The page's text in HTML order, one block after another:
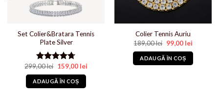
Set Colier&Bratara Tennis
Plate Silver
Evaluat la
4.71din 5
299,00lei Prețul
inițial
a
fost:
299,00 lei.
159,00 leiPrețul
ADAUGĂ ÎN COȘ
Colier Tennis Auriu
189,00lei Prețul
inițial
a
fost:
189,00 lei.
99,00 leiPrețul
este:
99,00 lei.
ADAUGĂ ÎN COȘ